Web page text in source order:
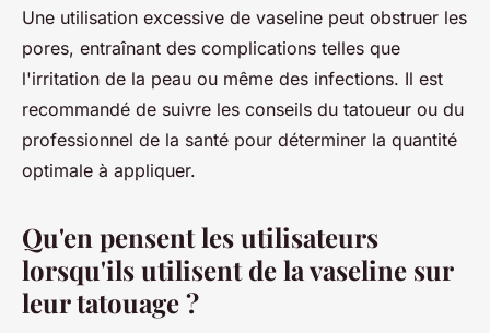
Une utilisation excessive de vaseline peut obstruer les
pores, entraînant des complications telles que
l'irritation de la peau ou même des infections. Il est
recommandé de suivre les conseils du tatoueur ou du
professionnel de la santé pour déterminer la quantité
optimale à appliquer.
Qu'en pensent les utilisateurs
lorsqu'ils utilisent de la vaseline sur
leur tatouage ?